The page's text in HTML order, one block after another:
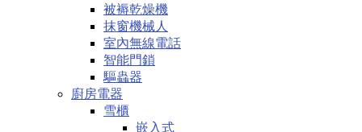
被褥乾燥機
抹窗機械人
室內無線電話
智能門鎖
驅蟲器
廚房電器
雪櫃
嵌入式